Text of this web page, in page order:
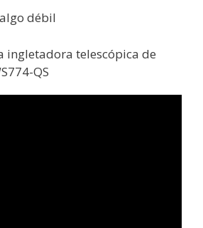
débil
ingletadora telescópica de
QS